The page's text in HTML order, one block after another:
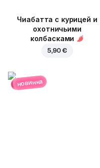
Чиабатта с курицей и
охотничьими
колбасками
5,90 €
новинка